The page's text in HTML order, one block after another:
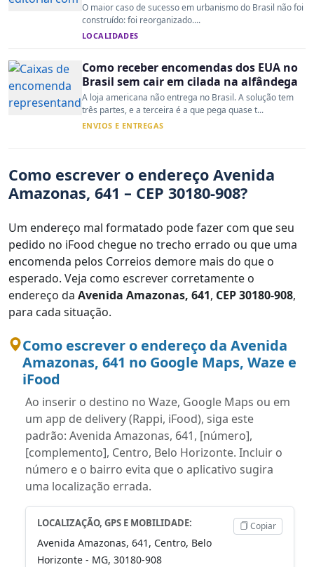
O maior caso de sucesso em urbanismo do Brasil não foi
construído: foi reorganizado....
LOCALIDADES
Como receber encomendas dos EUA no
Brasil sem cair em cilada na alfândega
A loja americana não entrega no Brasil. A solução tem
três partes, e a terceira é a que pega quase t...
ENVIOS E ENTREGAS
Como escrever o endereço Avenida
Amazonas, 641 – CEP 30180-908?
Um endereço mal formatado pode fazer com que seu
pedido no iFood chegue no trecho errado ou que uma
encomenda pelos Correios demore mais do que o
esperado. Veja como escrever corretamente o
endereço da Avenida Amazonas, 641, CEP 30180-908,
para cada situação.
Como escrever o endereço da Avenida
Amazonas, 641 no Google Maps, Waze e
iFood
Ao inserir o destino no Waze, Google Maps ou em
um app de delivery (Rappi, iFood), siga este
padrão: Avenida Amazonas, 641, [número],
[complemento], Centro, Belo Horizonte. Incluir o
número e o bairro evita que o aplicativo sugira
uma localização errada.
LOCALIZAÇÃO, GPS E MOBILIDADE:
Avenida Amazonas, 641, Centro, Belo
Horizonte - MG, 30180-908
Copiar